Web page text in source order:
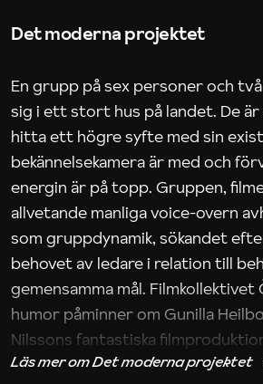
Det moderna projektet
En grupp på sex personer och
sig i ett stort hus på landet. De
hitta ett högre syfte med sin
bekännelsekamera är med och
energin är på topp. Gruppen,
allvetande manliga voice-overn
som gruppdynamik, sökandet
behovet av ledare i relation till
gemensamma mål. Filmkollektivet
humor påminner om Gunilla
Nilssons fantastiska
iakttagelser om hur svårt det kan